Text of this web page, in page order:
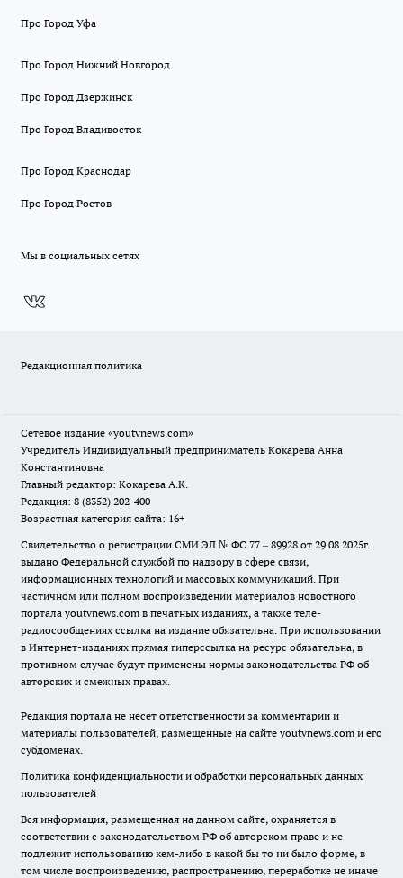
Про Город Уфа
Про Город Нижний Новгород
Про Город Дзержинск
Про Город Владивосток
Про Город Краснодар
Про Город Ростов
Мы в социальных сетях
Редакционная политика
Сетевое издание «youtvnews.com»
Учредитель Индивидуальный предприниматель Кокарева Анна
Константиновна
Главный редактор: Кокарева А.К.
Редакция: 8 (8352) 202-400
Возрастная категория сайта: 16+
Свидетельство о регистрации СМИ ЭЛ № ФС 77 – 89928 от 29.08.2025г.
выдано Федеральной службой по надзору в сфере связи,
информационных технологий и массовых коммуникаций. При
частичном или полном воспроизведении материалов новостного
портала youtvnews.com в печатных изданиях, а также теле-
радиосообщениях ссылка на издание обязательна. При использовании
в Интернет-изданиях прямая гиперссылка на ресурс обязательна, в
противном случае будут применены нормы законодательства РФ об
авторских и смежных правах.
Редакция портала не несет ответственности за комментарии и
материалы пользователей, размещенные на сайте youtvnews.com и его
субдоменах.
Политика конфиденциальности и обработки персональных данных
пользователей
Вся информация, размещенная на данном сайте, охраняется в
соответствии с законодательством РФ об авторском праве и не
подлежит использованию кем-либо в какой бы то ни было форме, в
том числе воспроизведению, распространению, переработке не иначе